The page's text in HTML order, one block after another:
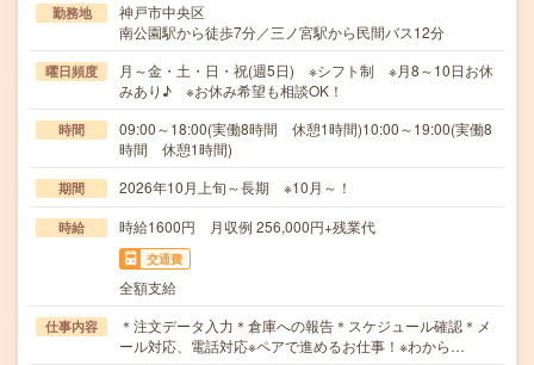
勤務地
神戸市中央区
南公園駅から徒歩7分／三ノ宮駅から民間バス12分
曜日頻度
月～金・土・日・祝(週5日) ※シフト制 ※月8～10日お休
みあり♪ ※お休み希望も相談OK！
時間
09:00～18:00(実働8時間 休憩1時間)10:00～19:00(実働8
時間 休憩1時間)
期間 2026年10月上旬～長期 ※10月～！
時給 時給1600円 月収例 256,000円+残業代
交通費
全額支給
仕事内容
＊注文データ入力＊倉庫への報告＊スケジュール確認＊メ
ール対応、電話対応※ペアで進めるお仕事！※わから…